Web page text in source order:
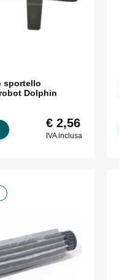
sportello
Dolphin
€2,56
IVA inclusa